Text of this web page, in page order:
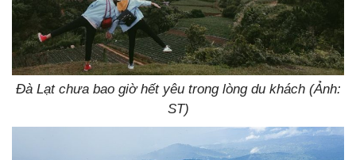
Đà Lạt chưa bao giờ hết yêu trong lòng du khách (Ảnh:
ST)